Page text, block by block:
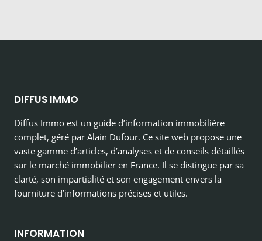
DIFFUS IMMO
Diffus Immo est un guide d’information immobilière
complet, géré par Alain Dufour. Ce site web propose une
vaste gamme d’articles, d’analyses et de conseils détaillés
sur le marché immobilier en France. Il se distingue par sa
clarté, son impartialité et son engagement envers la
fourniture d’informations précises et utiles.
INFORMATION